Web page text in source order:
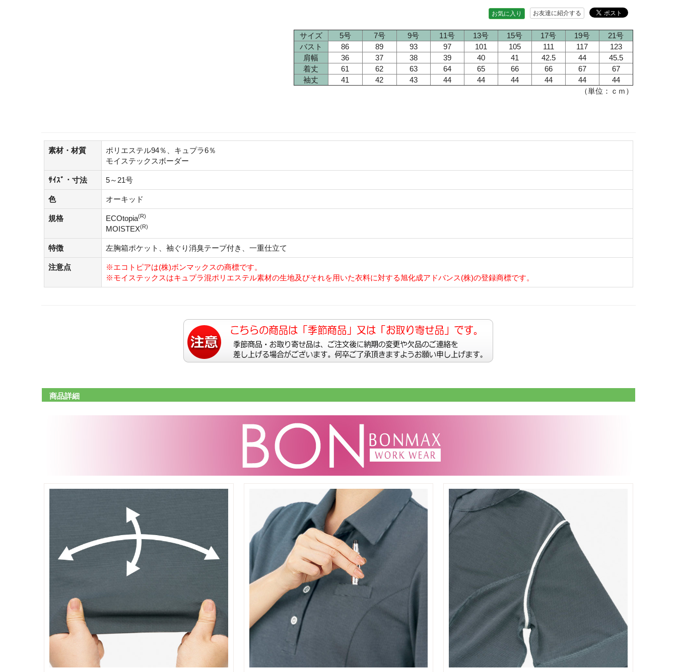
お友達に紹介する
お気に入り
サイズ 5号 7号 9号 11号 13号 15号 17号 19号
21号
バスト
86 89 93 97 101 105 111 117
123
肩幅
36 37 38 39 40 41 42.5 44
45.5
着丈
61 62 63 64 65 66 66 67
67
袖丈
41 42 43 44 44 44 44 44
44
（単位：ｃｍ）
素材・材質
ポリエステル94％、キュプラ6％
モイステックスボーダー
ｻｲｽﾞ・寸法 5～21号
色 オーキッド
規格 ECOtopia(R)
MOISTEX(R)
特徴 左胸箱ポケット、袖ぐり消臭テープ付き、一重仕立て
注意点
※エコトピアは(株)ボンマックスの商標です。
※モイステックスはキュプラ混ポリエステル素材の生地及びそれを用いた衣料に対する旭化成アドバンス(株)の登録商標です。
商品詳細